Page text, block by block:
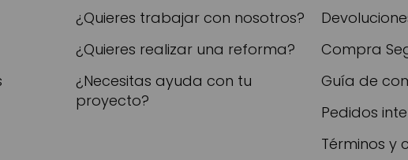
¿Quieres trabajar con nosotros?
¿Quieres realizar una reforma?
¿Necesitas ayuda con tu
proyecto?
Compra
Guía de
Pedidos
Términos y